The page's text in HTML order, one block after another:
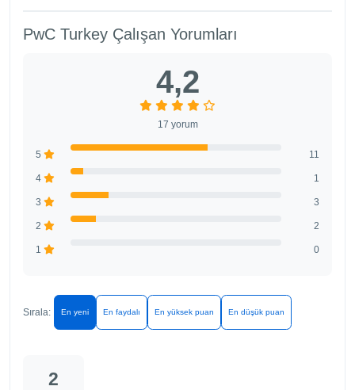
PwC Turkey Çalışan Yorumları
4,2
17 yorum
5 11
4 1
3 3
2 2
1 0
Sırala: En yeni En faydalı En yüksek puan En düşük puan
2